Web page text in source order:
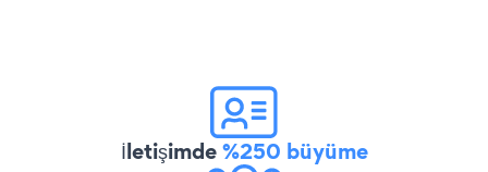
İletişimde%250 büyüme